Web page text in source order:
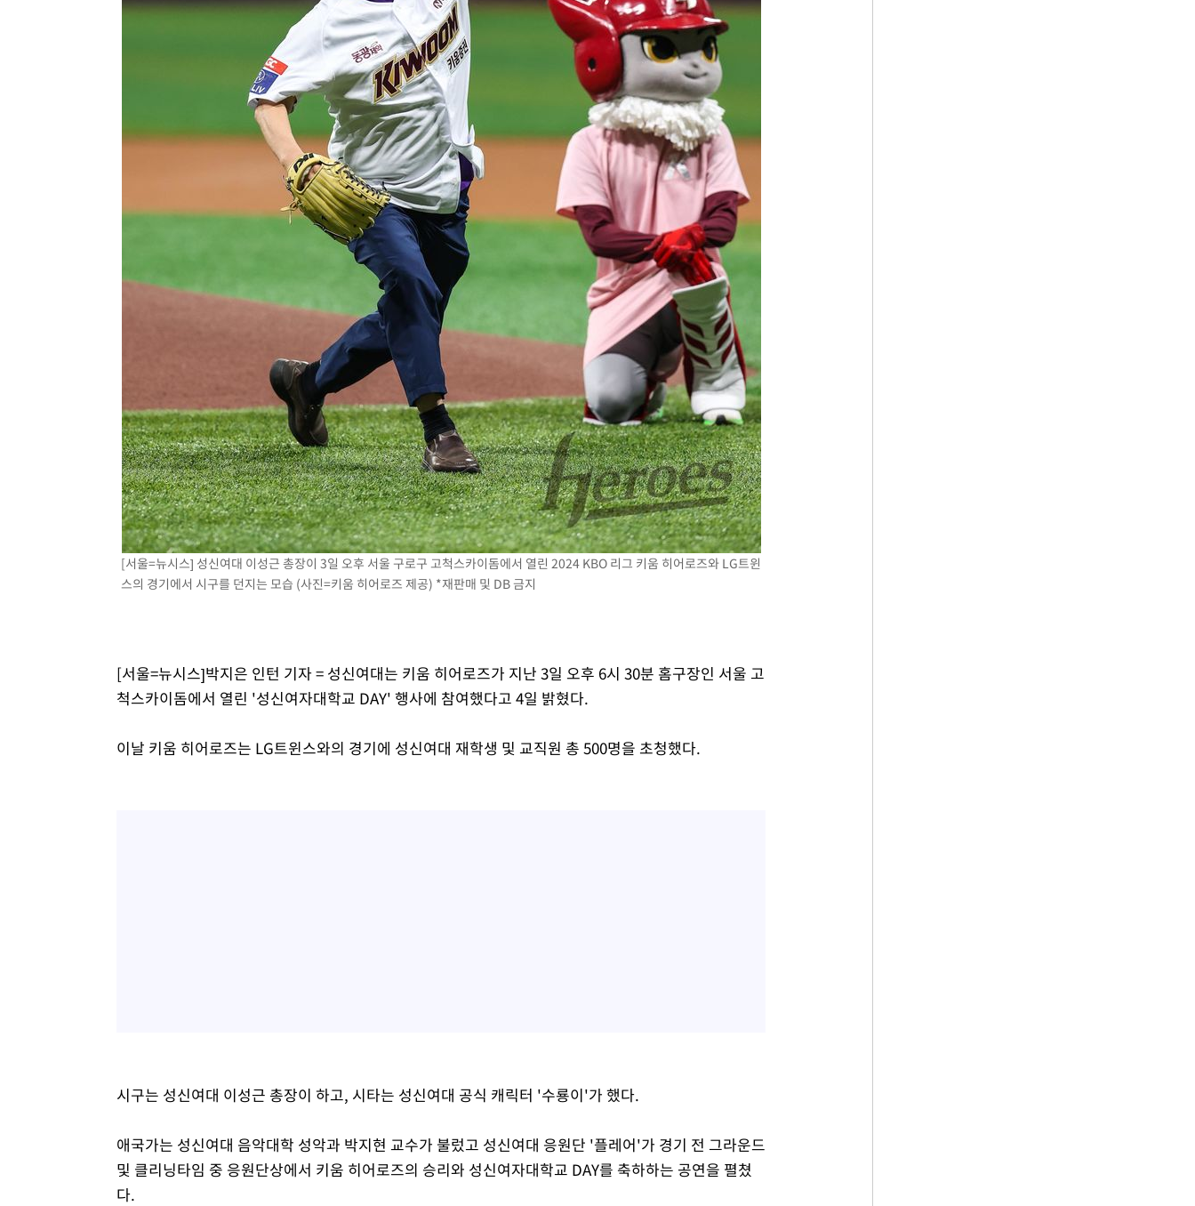
[속보]코스피, 6200선 약보합…0.60% 내린 6258.77에 마쳐
[속보]원·달러 환율, 7.7원 내린 1416.1원 마감
[속보] 노원서 40.1도 관측…서울, 2018년 이후 첫 40도
[속보]종합특검, '계엄 수용공간 확보' 신용해 前교정본부장 기소
외신들도 주목한 韓축구 파문…"국민적 공분에 수사 재개"
11시간 압수수색에 성접대 파문까지…'쑥대밭' 된 축구협회
[속보]규제합리화위원회 부위원장에 김태유 서울대 공대 교수…이병태
[서울=뉴시스] 성신여대 이성근 총장이 3일 오후 서울 구로구 고척스카이돔에서 열린 2024 KBO 리그 키움 히어로즈와 LG트윈
스의 경기에서 시구를 던지는 모습 (사진=키움 히어로즈 제공) *재판매 및 DB 금지
[서울=뉴시스]박지은 인턴 기자 = 성신여대는 키움 히어로즈가 지난 3일 오후 6시 30분 홈구장인 서울 고
척스카이돔에서 열린 '성신여자대학교 DAY' 행사에 참여했다고 4일 밝혔다.
이날 키움 히어로즈는 LG트윈스와의 경기에 성신여대 재학생 및 교직원 총 500명을 초청했다.
시구는 성신여대 이성근 총장이 하고, 시타는 성신여대 공식 캐릭터 '수룡이'가 했다.
애국가는 성신여대 음악대학 성악과 박지현 교수가 불렀고 성신여대 응원단 '플레어'가 경기 전 그라운드
및 클리닝타임 중 응원단상에서 키움 히어로즈의 승리와 성신여자대학교 DAY를 축하하는 공연을 펼쳤
다.